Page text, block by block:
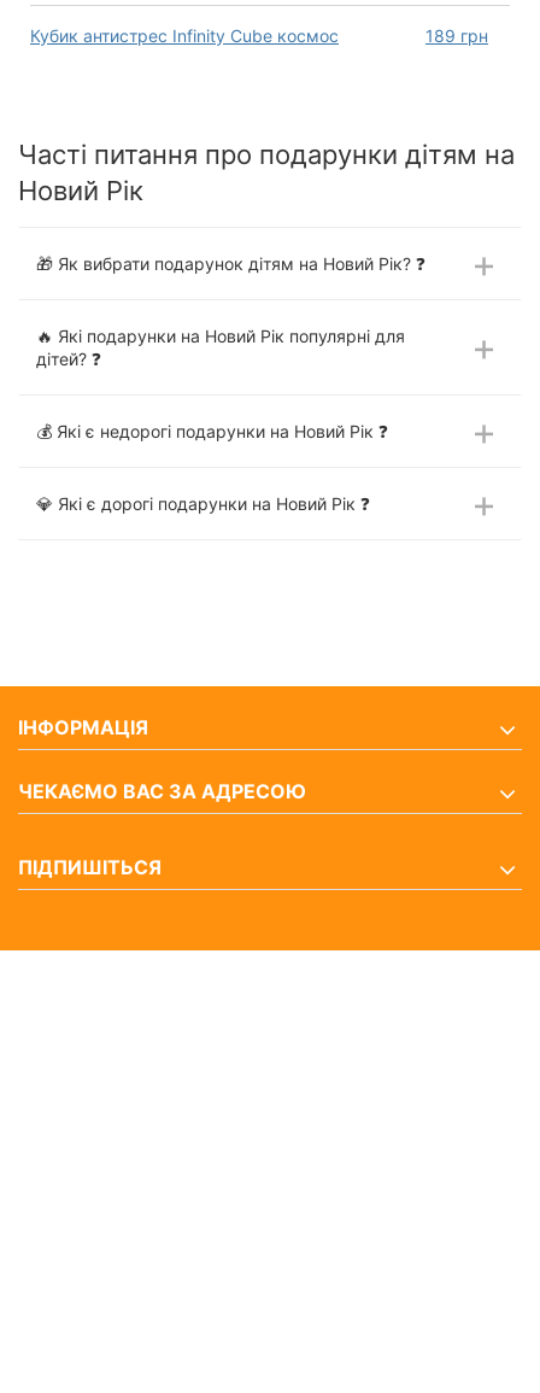
Кубик антистрес Infinity Cube космос 189 грн
Часті питання про подарунки дітям на
Новий Рік
🎁 Як вибрати подарунок дітям на Новий Рік? ❓
🔥 Які подарунки на Новий Рік популярні для
дітей? ❓
💰 Які є недорогі подарунки на Новий Рік ❓
💎 Які є дорогі подарунки на Новий Рік ❓
ІНФОРМАЦІЯ
ЧЕКАЄМО ВАС ЗА АДРЕСОЮ
ПІДПИШІТЬСЯ